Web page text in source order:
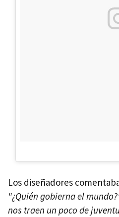
Los diseñadores
"¿Quién gobierna el
nos traen un poco de